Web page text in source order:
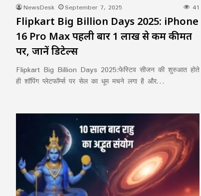
NewsDesk September 7, 2025 41
Flipkart Big Billion Days 2025: iPhone
16 Pro Max पहली बार ₹1 लाख से कम कीमत
पर, जानें डिटेल्स
Flipkart Big Billion Days 2025:फेस्टिव सीजन की शुरुआत होते
ही शॉपिंग प्लेटफॉर्म्स पर सेल का धूम मचने लगा है और…